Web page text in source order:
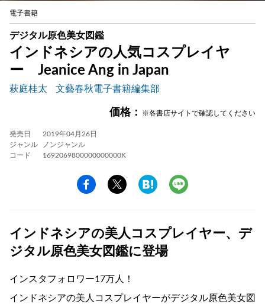
電子書籍
デジタル原色美女図鑑
インドネシアの人気コスプレイヤ
ー Jeanice Ang in Japan
萩庭桂太 文藝春秋電子書籍編集部
価格： ※各書店サイトで確認してください
発売日
2019年04月26日
ジャンル
ノンジャンル
コード
1692069800000000000K
インドネシアの美人コスプレイヤー、デ
ジタル原色美女図鑑に登場
インスタフォロワー17万人！
インドネシアの美人コスプレイヤーがデジタル原色美女図